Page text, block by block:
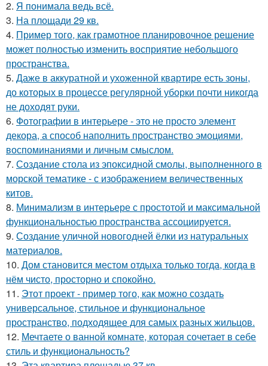
2. Я понимала ведь всё.
3. На площади 29 кв.
4. Пример того, как грамотное планировочное решение
может полностью изменить восприятие небольшого
пространства.
5. Даже в аккуратной и ухоженной квартире есть зоны,
до которых в процессе регулярной уборки почти никогда
не доходят руки.
6. Фотографии в интерьере - это не просто элемент
декора, а способ наполнить пространство эмоциями,
воспоминаниями и личным смыслом.
7. Создание стола из эпоксидной смолы, выполненного в
морской тематике - с изображением величественных
китов.
8. Минимализм в интерьере с простотой и максимальной
функциональностью пространства ассоциируется.
9. Создание уличной новогодней ёлки из натуральных
материалов.
10. Дом становится местом отдыха только тогда, когда в
нём чисто, просторно и спокойно.
11. Этот проект - пример того, как можно создать
универсальное, стильное и функциональное
пространство, подходящее для самых разных жильцов.
12. Мечтаете о ванной комнате, которая сочетает в себе
стиль и функциональность?